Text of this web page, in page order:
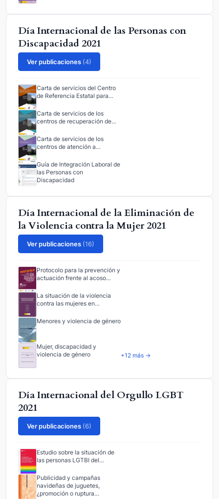
Día Internacional de las Personas con
Discapacidad 2021
Ver publicaciones (4)
Carta de servicios del Centro
de Referencia Estatal para…
Carta de servicios de los
centros de recuperación de…
Carta de servicios de los
centros de atención a…
Guía de Integración Laboral de
las Personas con
Discapacidad
Día Internacional de la Eliminación de
la Violencia contra la Mujer 2021
Ver publicaciones (16)
Protocolo para la prevención y
actuación frente al acoso…
La situación de la violencia
contra las mujeres en…
Menores y violencia de género
Mujer, discapacidad y
violencia de género
+12 más →
Día Internacional del Orgullo LGBT
2021
Ver publicaciones (6)
Estudio sobre la situación de
las personas LGTBI del…
Publicidad y campañas
navideñas de juguetes,
¿promoción o ruptura…